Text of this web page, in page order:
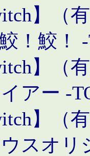
】（
！鮫！
】（
アー -
】（
スオリ